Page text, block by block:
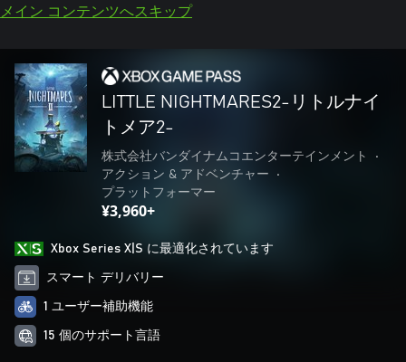
メイン コンテンツへスキップ
LITTLE NIGHTMARES2-リトルナイ
トメア2-
株式会社バンダイナムコエンターテインメント
•
アクション & アドベンチャー
•
プラットフォーマー
¥3,960+
Xbox Series X|S に最適化されています
スマート デリバリー
1 ユーザー補助機能
15 個のサポート言語